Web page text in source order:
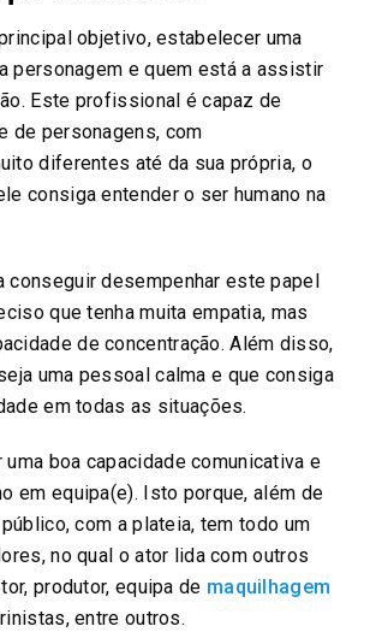
objetivo, estabelecer uma
personagem e quem está a assistir
Este profissional é capaz de
de personagens, com
diferentes até da sua própria, o
consiga entender o ser humano na
conseguir desempenhar este papel
que tenha muita empatia, mas
de concentração. Além disso,
uma pessoal calma e que consiga
em todas as situações.
uma boa capacidade comunicativa e
em equipa(e). Isto porque, além de
com a plateia, tem todo um
no qual o ator lida com outros
produtor, equipa de maquilhagem
entre outros.